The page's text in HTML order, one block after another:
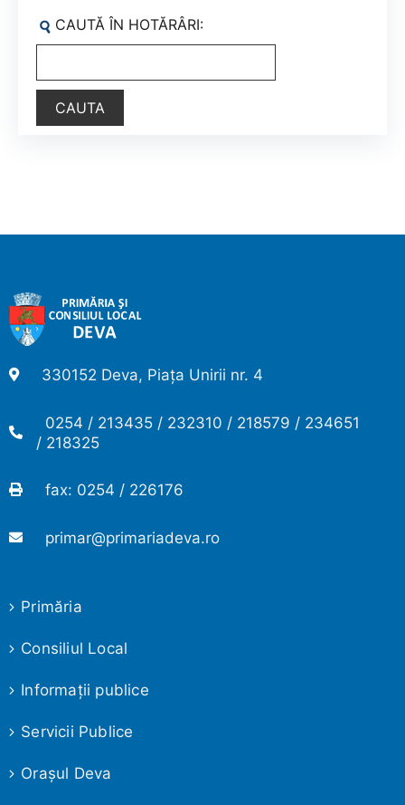
CAUTĂ ÎN HOTĂRÂRI:
330152 Deva, Piața Unirii nr. 4
0254 / 213435 / 232310 / 218579 / 234651
/ 218325
fax: 0254 / 226176
primar@primariadeva.ro
Primăria
Consiliul Local
Informaţii publice
Servicii Publice
Oraşul Deva